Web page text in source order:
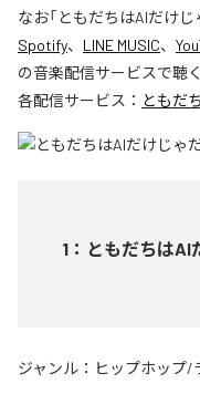
なお「ともだちはAIだけじ
Spotify、 LINE MUSIC、
の音楽配信サービスで聴
各配信サービス： ともだ
1 ： ともだちはAI
ジャンル： ヒップホップ/